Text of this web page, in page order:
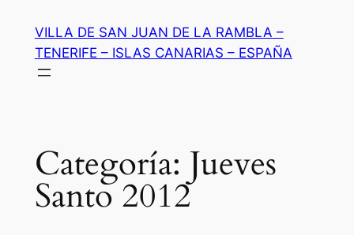
contenido
VILLA DE SAN JUAN DE LA RAMBLA –
TENERIFE – ISLAS CANARIAS – ESPAÑA
Categoría: Jueves
Santo 2012